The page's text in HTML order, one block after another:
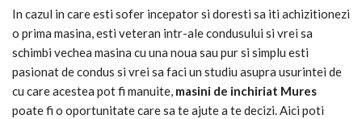
In cazul in care esti sofer incepator si doresti sa iti achizitionezi
o prima masina, esti veteran intr-ale condusului si vrei sa
schimbi vechea masina cu una noua sau pur si simplu esti
pasionat de condus si vrei sa faci un studiu asupra usurintei de
cu care acestea pot fi manuite, masini de inchiriat Mures
poate fi o oportunitate care sa te ajute a te decizi. Aici poti